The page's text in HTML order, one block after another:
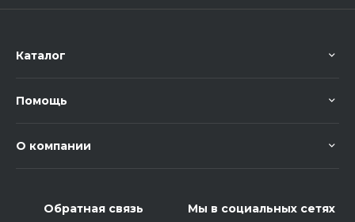
Каталог
Помощь
О компании
Обратная связь Мы в социальных сетях